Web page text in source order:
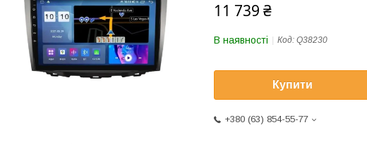
11 739 ₴
В наявності Код: Q38230
Купити
+380 (63) 854-55-77